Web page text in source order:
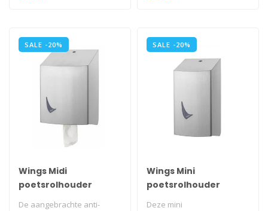
SALE -20%
Wings Midi
poetsrolhouder
De aangebrachte anti-
SALE -20%
Wings Mini
poetsrolhouder
Deze mini